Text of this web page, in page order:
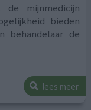
de mijnmedicijn
bieden
behandelaar de
lees meer